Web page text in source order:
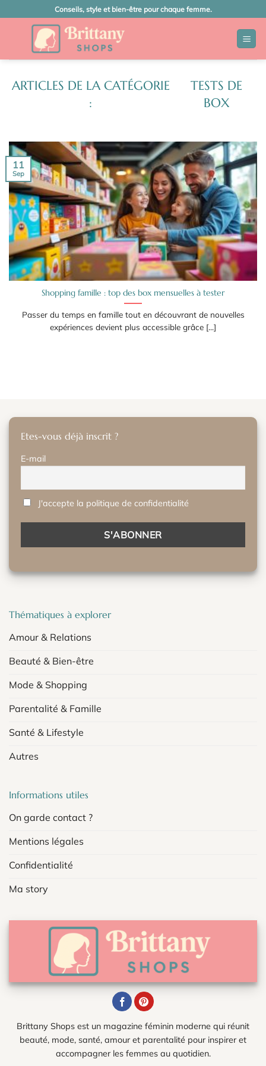
au
Conseils, style et bien-être pour chaque femme.
TESTS DE
BOX
Shopping famille : top des box mensuelles à tester
Passer du temps en famille tout en découvrant de nouvelles
expériences devient plus accessible grâce [...]
11
Sep
Etes-vous déjà inscrit ?
E-mail
J'accepte la politique de confidentialité
Thématiques à explorer
Amour & Relations
Beauté & Bien-être
Mode & Shopping
Parentalité & Famille
Santé & Lifestyle
Autres
Informations utiles
On garde contact ?
Mentions légales
Confidentialité
Ma story
Brittany Shops est un magazine féminin moderne qui réunit
beauté, mode, santé, amour et parentalité pour inspirer et
accompagner les femmes au quotidien.